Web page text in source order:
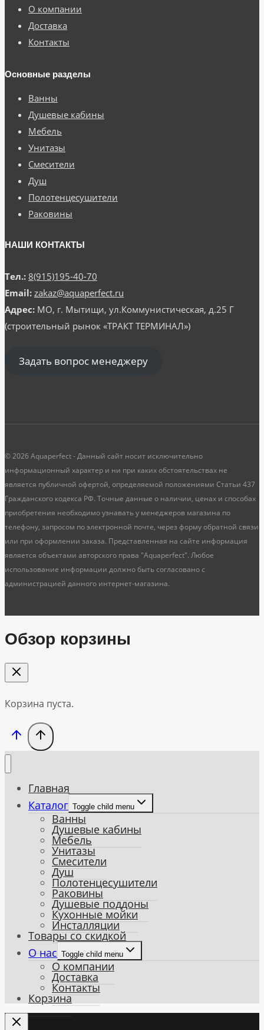
О компании
Доставка
Контакты
Основные разделы
Ванны
Душевые кабины
Мебель
Унитазы
Смесители
Душ
Полотенцесушители
Раковины
НАШИ КОНТАКТЫ
Тел.: 8(915)195-40-70
Email: zakaz@aquaperfect.ru
Адрес: МО, г. Мытищи, ул.Коммунистическая, д.25 Г
(строительный рынок «ТРАКТ ТЕРМИНАЛ»)
Задать вопрос менеджеру
© 2026 Aquaperfect - Данный сайт носит исключительно
информационный характер и ни при каких обстоятельствах не
является публичной офертой, определяемой положениями Статьи 437
Гражданского кодекса РФ. Точные данные о наличии, ценах и способах
приобретения необходимо узнавать у менеджеров магазина по
телефону, запросом по электронной почте, через форму обратной связи
или при оформлении заказа. Представленная на сайте информация
является объектами авторского права "Aquaperfect". Любое
использование информации должно быть согласовано с
администрацией данного интернет-магазина.
Обзор корзины
Корзина пуста.
Главная
Каталог Toggle child menu
Ванны
Душевые кабины
Мебель
Унитазы
Смесители
Душ
Полотенцесушители
Раковины
Душевые поддоны
Кухонные мойки
Инсталляции
Товары со скидкой
О нас Toggle child menu
О компании
Доставка
Контакты
Корзина